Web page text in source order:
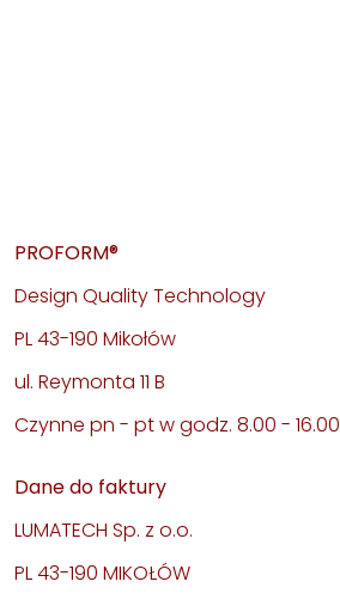
PROFORM®
Design Quality Technology
PL 43-190 Mikołów
ul. Reymonta 11 B
Czynne pn - pt w godz. 8.00 - 16.00
Dane do faktury
LUMATECH Sp. z o.o.
PL 43-190 MIKOŁÓW